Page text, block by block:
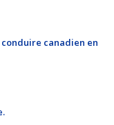
canadien en